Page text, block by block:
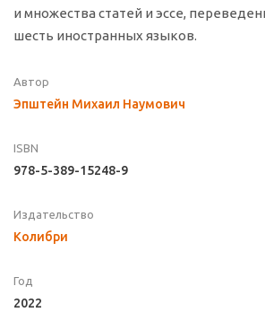
и множества статей и эссе,
шесть иностранных языков.
Автор
Эпштейн Михаил Наумович
ISBN
978-5-389-15248-9
Издательство
Колибри
Год
2022